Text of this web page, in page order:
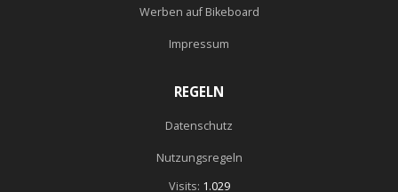
Werben auf Bikeboard
Impressum
REGELN
Datenschutz
Nutzungsregeln
Visits: 1.029